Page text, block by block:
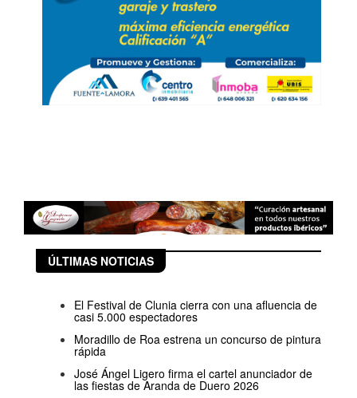
ÚLTIMAS NOTICIAS
El Festival de Clunia cierra con una afluencia de
casi 5.000 espectadores
Moradillo de Roa estrena un concurso de pintura
rápida
José Ángel Ligero firma el cartel anunciador de
las fiestas de Aranda de Duero 2026